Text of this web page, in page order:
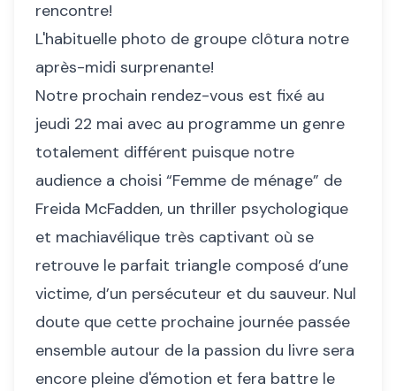
rencontre!
L'habituelle photo de groupe clôtura notre
après-midi surprenante!
Notre prochain rendez-vous est fixé au
jeudi 22 mai avec au programme un genre
totalement différent puisque notre
audience a choisi “Femme de ménage” de
Freida McFadden, un thriller psychologique
et machiavélique très captivant où se
retrouve le parfait triangle composé d’une
victime, d’un persécuteur et du sauveur. Nul
doute que cette prochaine journée passée
ensemble autour de la passion du livre sera
encore pleine d'émotion et fera battre le